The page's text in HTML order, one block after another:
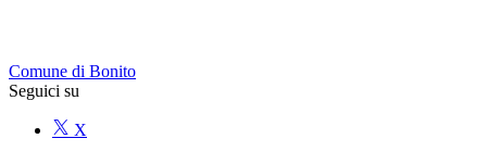
Comune di Bonito
Seguici su
X